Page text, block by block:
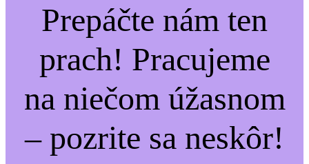
Prepáčte nám ten
prach! Pracujeme
na niečom úžasnom
– pozrite sa neskôr!